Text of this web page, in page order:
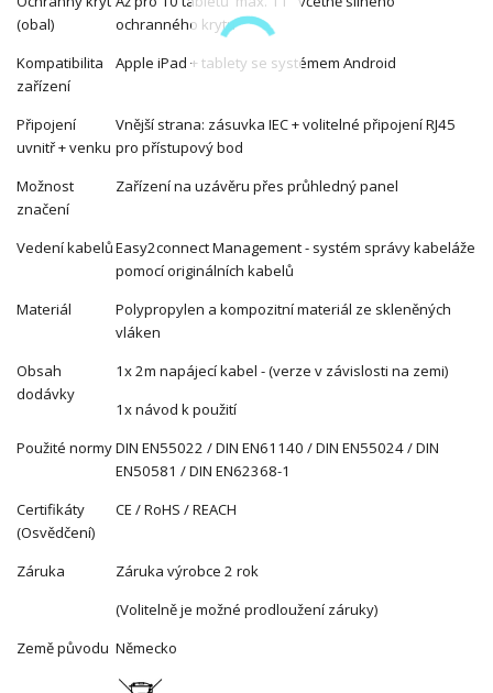
(obal)
ochranného krytu
Kompatibilita
zařízení
Apple iPad + tablety se systémem Android
Připojení
uvnitř + venku
Vnější strana: zásuvka IEC + volitelné připojení RJ45
pro přístupový bod
Možnost
značení
Zařízení na uzávěru přes průhledný panel
Vedení kabelůEasy2connect Management - systém správy kabeláže
pomocí originálních kabelů
Materiál
Polypropylen a kompozitní materiál ze skleněných
vláken
Obsah
dodávky
1x 2m napájecí kabel - (verze v závislosti na zemi)
1x návod k použití
Použité normyDIN EN55022 / DIN EN61140 / DIN EN55024 / DIN
EN50581 / DIN EN62368-1
Certifikáty
(Osvědčení)
CE / RoHS / REACH
Záruka
Záruka výrobce 2 rok
(Volitelně je možné prodloužení záruky)
Země původu Německo